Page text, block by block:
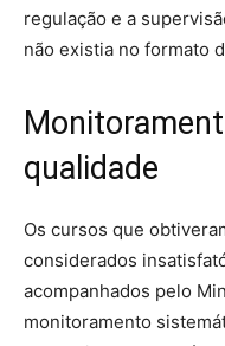
regulação e a
não existia no formato
qualidade
Os cursos que
considerados
acompanhados pelo
monitoramento